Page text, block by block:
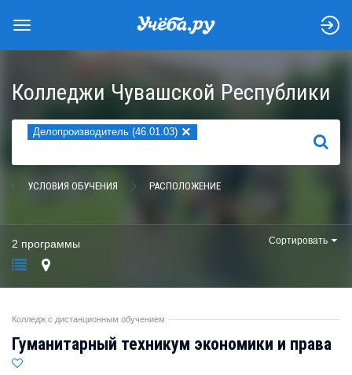
Колледжи Чувашской Республики
Делопроизводитель (46.01.03) ×
НАЙТИ
УСЛОВИЯ ОБУЧЕНИЯ РАСПОЛОЖЕНИЕ
2 программы Сортировать
Колледж с дистанционным обучением
Гуманитарный техникум экономики и права